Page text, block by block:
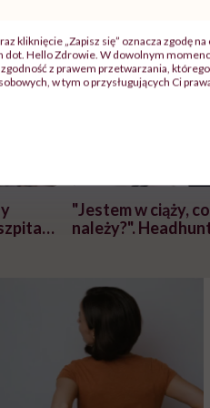
"Jestem w ciąży,
należy?".
pracy
kliknięcie „Zapisz się” oznacza zgodę
dot. Hello Zdrowie. W dowolnym
zgodność z prawem przetwarzania,
w tym o przysługujących Ci